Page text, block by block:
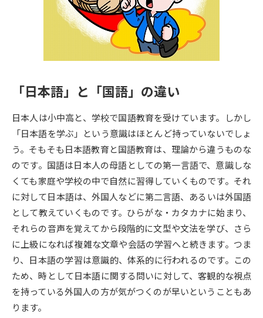
留学・進学関連、塾・予備校
大学入学共通テスト「受験案
内」の請求
配慮案内」の請求
高等学校卒業程度認定試験
幼稚園教員資格認定試験 小学校教員資格認定試験
高等学校（情報）教員資格認定
試験
大学研究 大学検索
大学で学べる内容や特徴を調べる
新増設大学・学部・学科特集
国際・グローバルに強い大学特
データサイエンス特集 奨学金・特待生制度特集
デジタルパンフレット
「日本語」と「国語」の違い
日本人は小中高と、学校で国語教育を受けています。しかし
「日本語を学ぶ」という意識はほとんど持っていないでしょ
う。そもそも日本語教育と国語教育は、理論から違うものな
のです。国語は日本人の母語としての第一言語で、意識しな
くても家庭や学校の中で自然に習得していくものです。それ
に対して日本語は、外国人などに第二言語、あるいは外国語
として教えていくものです。ひらがな・カタカナに始まり、
それらの音声を覚えてから段階的に文型や文法を学び、さら
に上級になれば複雑な文章や会話の学習へと続きます。つま
り、日本語の学習は意識的、体系的に行われるのです。この
ため、時として日本語に関する問いに対して、客観的な視点
を持っている外国人の方が気がつくのが早いということもあ
ります。